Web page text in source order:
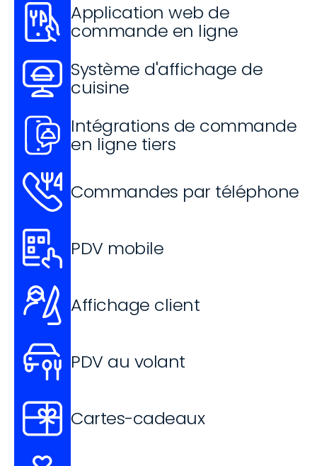
Application web de
commande en ligne
Système d'affichage de
cuisine
Intégrations de commande
en ligne tiers
Commandes par téléphone
PDV mobile
Affichage client
PDV au volant
Cartes-cadeaux